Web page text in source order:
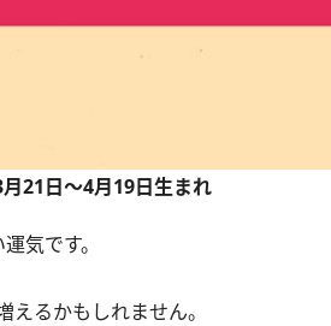
21日～4月19日生まれ
気です。
るかもしれません。